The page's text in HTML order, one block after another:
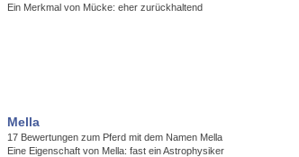
Ein Merkmal von Mücke: eher zurückhaltend
Mella
17 Bewertungen zum Pferd mit dem Namen Mella
Eine Eigenschaft von Mella: fast ein Astrophysiker